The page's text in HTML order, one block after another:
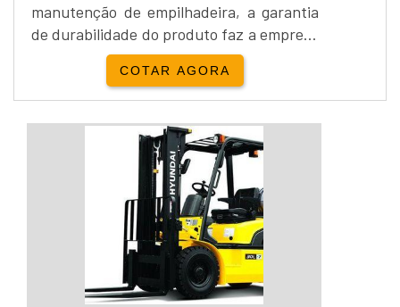
manutenção de empilhadeira, a garantia
de durabilidade do produto faz a empresa
ser uma das mais modernas no mercado
de transportadoras de cargas.A
empilhadeira GLP da Hyundai obtém
capacidade de carga de 3.000 kg sendo
que o peso operacional é de 4.196 kg, para
utilizar o equipamento o controlador deve
estar sentado e portar de EPI, a...
COTAR AGORA